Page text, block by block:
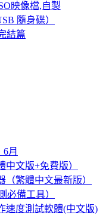
映像檔,自製
隨身碟）
結篇
月
文版+免費版）
（繁體中文最新版）
必備工具）
速度測試軟體(中文版)